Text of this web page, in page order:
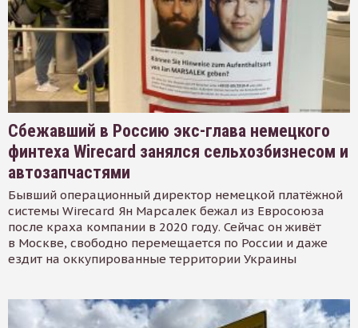
Сбежавший в Россию экс-глава немецкого
финтеха Wirecard занялся сельхозбизнесом и
автозапчастями
Бывший операционный директор немецкой платёжной
системы Wirecard Ян Марсалек бежал из Евросоюза
после краха компании в 2020 году. Сейчас он живёт
в Москве, свободно перемещается по России и даже
ездит на оккупированные территории Украины